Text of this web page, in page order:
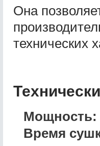
Она
технических
Мощность:
Время